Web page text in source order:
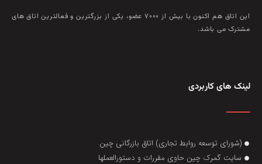
این اتاق هم‌ اکنون با بيش از ۷۰۰۰ عضو، يکی از بزرگترين و فعالترين اتاق‌ های
مشترک می باشد.
لینک های کاربردی
(شورای توسعه روابط تجاری) اتاق بازرگانی چین
سایت گمرک چین حاوی مقررات و دستورالعملها